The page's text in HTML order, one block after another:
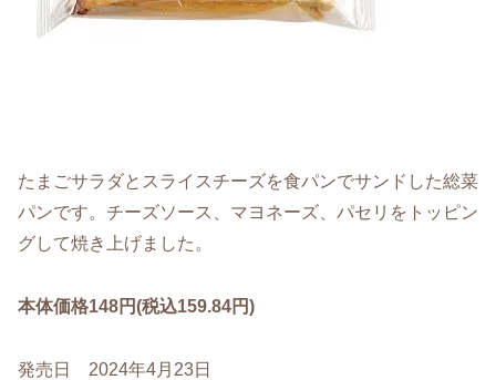
たまごサラダとスライスチーズを食パンでサンドした総菜
パンです。チーズソース、マヨネーズ、パセリをトッピン
グして焼き上げました。
本体価格148円(税込159.84円)
発売日 2024年4月23日